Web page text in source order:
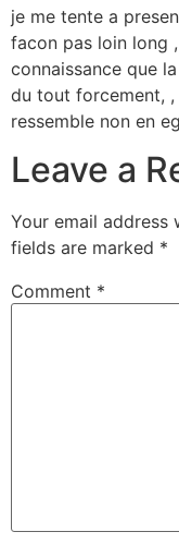
je me tente a
facon pas loin long
connaissance que
du tout forcement,
ressemble non en
Leave a
Your email address
fields are marked *
Comment *